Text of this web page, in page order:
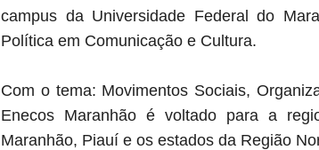
campus da Universidade Federal do
Política em Comunicação e Cultura.
Com o tema: Movimentos Sociais,
Enecos Maranhão é voltado para a
Maranhão, Piauí e os estados da Região